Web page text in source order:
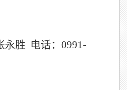
永胜 电话：0991-